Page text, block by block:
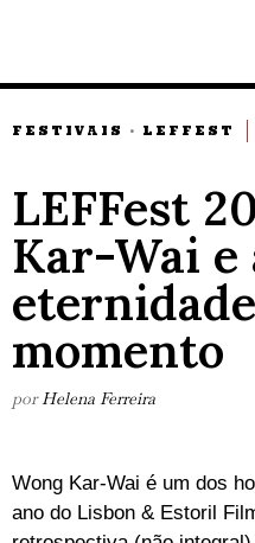
FESTIVAIS · LEFFEST
LEFFest
Kar-Wai e
momento
porHelena Ferreira
Wong Kar-Wai é um dos
ano do Lisbon & Estoril